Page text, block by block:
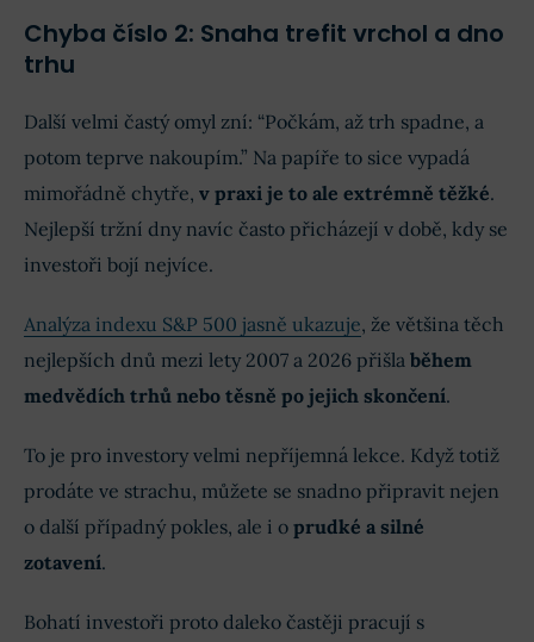
Chyba číslo 2: Snaha trefit vrchol a dno
trhu
Další velmi častý omyl zní: “Počkám, až trh spadne, a
potom teprve nakoupím.” Na papíře to sice vypadá
mimořádně chytře, v praxi je to ale extrémně těžké.
Nejlepší tržní dny navíc často přicházejí v době, kdy se
investoři bojí nejvíce.
Analýza indexu S&P 500 jasně ukazuje, že většina těch
nejlepších dnů mezi lety 2007 a 2026 přišla během
medvědích trhů nebo těsně po jejich skončení.
To je pro investory velmi nepříjemná lekce. Když totiž
prodáte ve strachu, můžete se snadno připravit nejen
o další případný pokles, ale i o prudké a silné
zotavení.
Bohatí investoři proto daleko častěji pracují s